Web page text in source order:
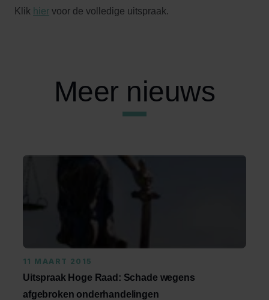
Klik hier voor de volledige uitspraak.
Meer nieuws
11 MAART 2015
Uitspraak Hoge Raad: Schade wegens
afgebroken onderhandelingen